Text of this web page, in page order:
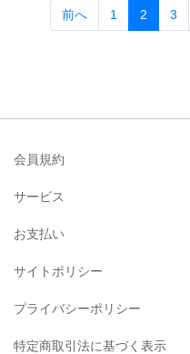
前へ 1 2 (current)
3
会員規約
サービス
お支払い
サイトポリシー
プライバシーポリシー
特定商取引法に基づく表示